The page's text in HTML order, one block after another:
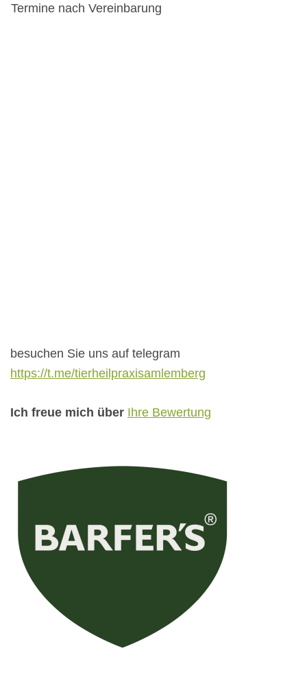
Termine nach Vereinbarung
besuchen Sie uns auf telegram
https://t.me/tierheilpraxisamlemberg
Ich freue mich über Ihre Bewertung